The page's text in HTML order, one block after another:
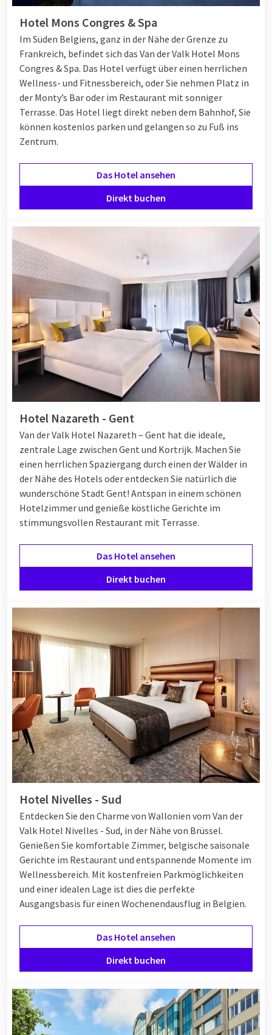
Hotel Mons Congres & Spa
Im Süden Belgiens, ganz in der Nähe der Grenze zu
Frankreich, befindet sich das Van der Valk Hotel Mons
Congres & Spa. Das Hotel verfügt über einen herrlichen
Wellness- und Fitnessbereich, oder Sie nehmen Platz in
der Monty’s Bar oder im Restaurant mit sonniger
Terrasse. Das Hotel liegt direkt neben dem Bahnhof, Sie
können kostenlos parken und gelangen so zu Fuß ins
Zentrum.
Das Hotel ansehen
Direkt buchen
Hotel Nazareth - Gent
Van der Valk Hotel Nazareth – Gent hat die ideale,
zentrale Lage zwischen Gent und Kortrijk. Machen Sie
einen herrlichen Spaziergang durch einen der Wälder in
der Nähe des Hotels oder entdecken Sie natürlich die
wunderschöne Stadt Gent! Antspan in einem schönen
Hotelzimmer und genieße köstliche Gerichte im
stimmungsvollen Restaurant mit Terrasse.
Das Hotel ansehen
Direkt buchen
Hotel Nivelles - Sud
Entdecken Sie den Charme von Wallonien vom Van der
Valk Hotel Nivelles - Sud, in der Nähe von Brüssel.
Genießen Sie komfortable Zimmer, belgische saisonale
Gerichte im Restaurant und entspannende Momente im
Wellnessbereich. Mit kostenfreien Parkmöglichkeiten
und einer idealen Lage ist dies die perfekte
Ausgangsbasis für einen Wochenendausflug in Belgien.
Das Hotel ansehen
Direkt buchen